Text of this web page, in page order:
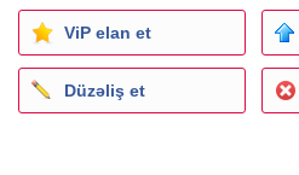
ViP elan et
Düzəliş et